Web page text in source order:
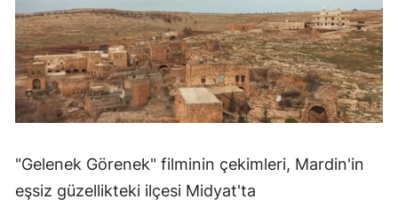
"Gelenek Görenek" filminin çekimleri, Mardin'in
eşsiz güzellikteki ilçesi Midyat'ta